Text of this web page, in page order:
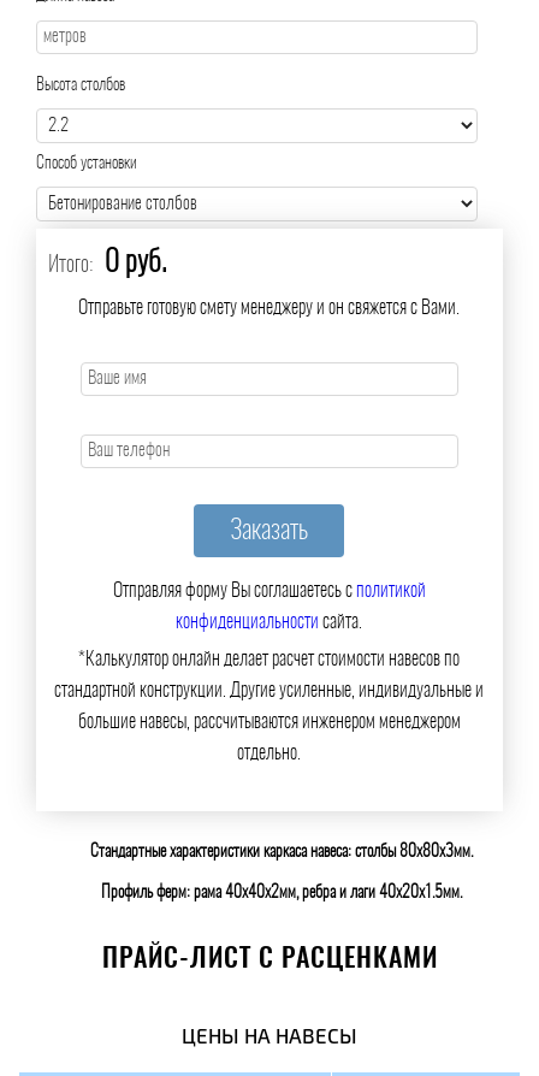
Высота столбов
Способ установки
Итого: 0 руб.
Отправьте готовую смету менеджеру и он свяжется с Вами.
Отправляя форму Вы соглашаетесь сполитикой
конфиденциальности сайта.
*Калькулятор онлайн делает расчет стоимости навесов по
стандартной конструкции. Другие усиленные, индивидуальные и
большие навесы, рассчитываются инженером менеджером
отдельно.
Стандартные характеристики каркаса навеса: столбы 80х80х3мм.
Профиль ферм: рама 40х40х2мм, ребра и лаги 40х20х1.5мм.
ПРАЙС-ЛИСТ С РАСЦЕНКАМИ
ЦЕНЫ НА НАВЕСЫ